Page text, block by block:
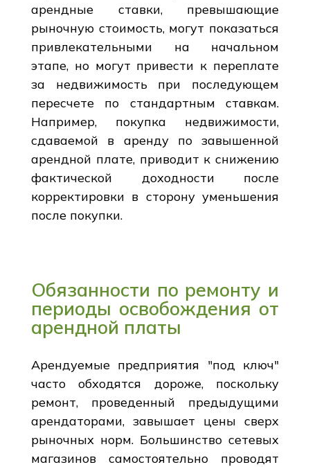
арендные ставки, превышающие
рыночную стоимость, могут показаться
привлекательными на начальном
этапе, но могут привести к переплате
за недвижимость при последующем
пересчете по стандартным ставкам.
Например, покупка недвижимости,
сдаваемой в аренду по завышенной
арендной плате, приводит к снижению
фактической доходности после
корректировки в сторону уменьшения
после покупки.
Обязанности по ремонту и
периоды освобождения от
арендной платы
Арендуемые предприятия "под ключ"
часто обходятся дороже, поскольку
ремонт, проведенный предыдущими
арендаторами, завышает цены сверх
рыночных норм. Большинство сетевых
магазинов самостоятельно проводят